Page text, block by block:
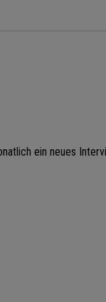
ein neues